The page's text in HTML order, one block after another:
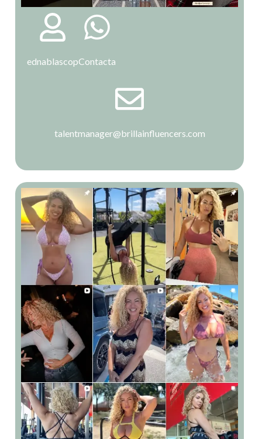
ednablascopContacta
talentmanager@brillainfluencers.com